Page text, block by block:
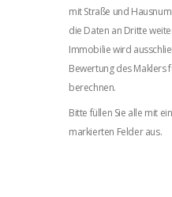
mit Straße und
die Daten an Dritte
Immobilie wird
Bewertung des Maklers
berechnen.
Bitte füllen Sie alle mit
markierten Felder aus.